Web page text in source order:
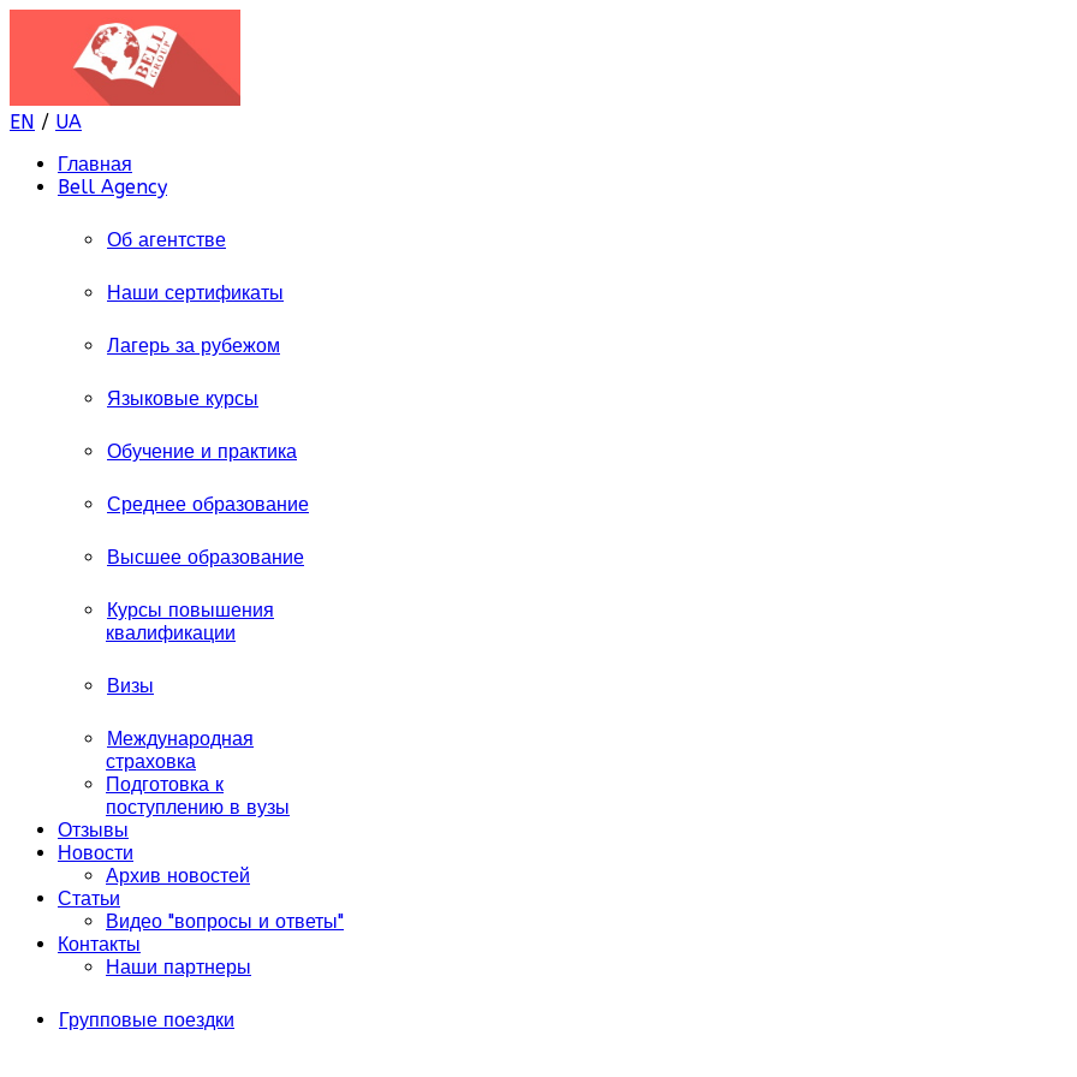
EN / UA
Главная
Bell Agency
Об агентстве
Наши сертификаты
Лагерь за рубежом
Языковые курсы
Обучение и практика
Среднее образование
Высшее образование
Курсы повышения
квалификации
Визы
Международная
страховка
Подготовка к
поступлению в вузы
Отзывы
Новости
Архив новостей
Статьи
Видео "вопросы и ответы"
Контакты
Наши партнеры
Групповые поездки